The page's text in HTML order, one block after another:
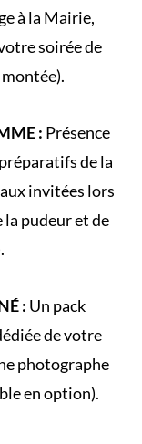
à la Mairie,
soirée de
: Présence
de la
invitées lors
la pudeur et de
.
: Un pack
de votre
photographe
en option).